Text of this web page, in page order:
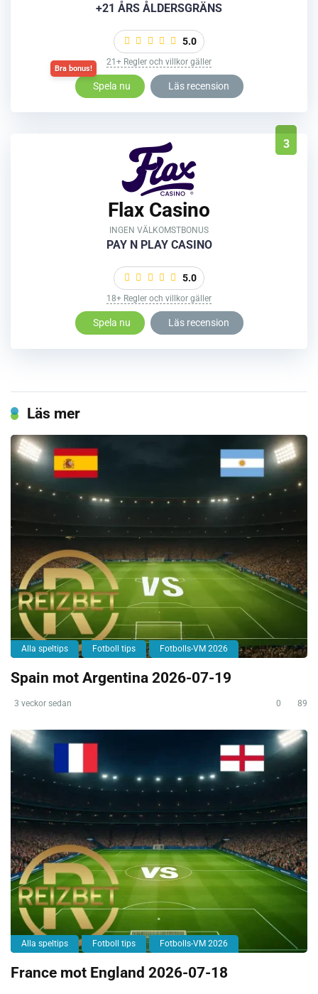
+21 ÅRS ÅLDERSGRÄNS
5.0
21+ Regler och villkor gäller
Spela nu Läs recension
3
Flax Casino
INGEN VÄLKOMSTBONUS
PAY N PLAY CASINO
5.0
18+ Regler och villkor gäller
Spela nu Läs recension
Läs mer
Alla speltips Fotboll tips Fotbolls-VM 2026
Spain mot Argentina 2026-07-19
3 veckor sedan 0 89
Alla speltips Fotboll tips Fotbolls-VM 2026
France mot England 2026-07-18